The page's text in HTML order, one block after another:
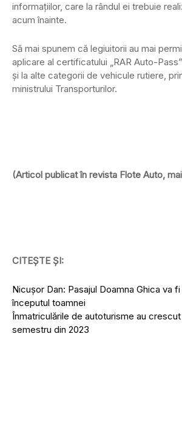
informațiilor, care la rândul ei trebuie
acum înainte.
Să mai spunem că legiuitorii au mai
aplicare al certificatului „RAR Auto-
şi la alte categorii de vehicule rutiere,
ministrului Transporturilor.
(Articol publicat în revista Flote Auto,
CITEȘTE ȘI:
Nicușor Dan: Pasajul Doamna Ghica va
începutul toamnei
Înmatriculările de autoturisme au
semestru din 2023